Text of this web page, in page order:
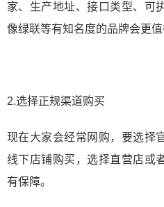
家、生产地址、接口类型、可
像绿联等有知名度的品牌会更值
2.选择正规渠道购买
现在大家会经常网购，要选择
线下店铺购买，选择直营店或
有保障。